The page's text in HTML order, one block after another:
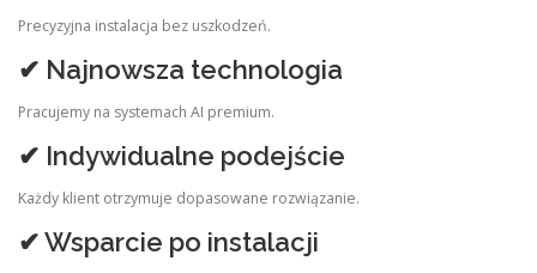
Precyzyjna instalacja bez uszkodzeń.
✔ Najnowsza technologia
Pracujemy na systemach AI premium.
✔ Indywidualne podejście
Każdy klient otrzymuje dopasowane rozwiązanie.
✔ Wsparcie po instalacji